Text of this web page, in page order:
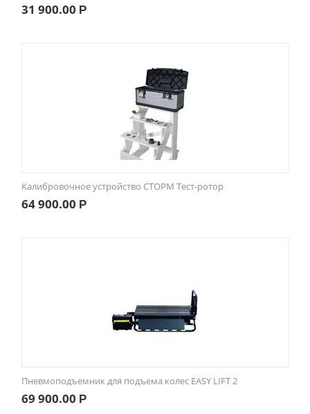
31 900.00 Р
Калибровочное устройство СТОРМ Тест-ротор
64 900.00 Р
Пневмоподъемник для подъема колес EASY LIFT 2
69 900.00 Р